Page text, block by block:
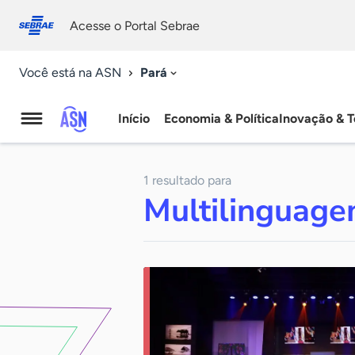
conosco
Acesse o Portal Sebrae
Você está na ASN Pará
Agência
Notícias
Início Economia & PolíticaInovação &
1 resultado para